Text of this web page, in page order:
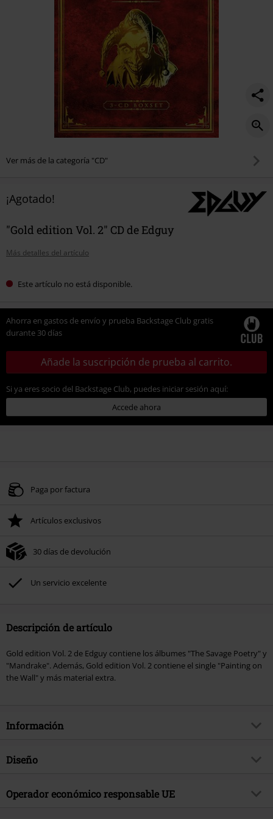
Ver más de la categoría "CD"
¡Agotado!
"Gold edition Vol. 2" CD de Edguy
Más detalles del artículo
Este artículo no está disponible.
Ahorra en gastos de envío y prueba Backstage Club gratis
durante 30 días
Añade la suscripción de prueba al carrito.
Si ya eres socio del Backstage Club, puedes iniciar sesión aquí:
Accede ahora
Paga por factura
Artículos exclusivos
30 días de devolución
Un servicio excelente
Descripción de artículo
Gold edition Vol. 2 de Edguy contiene los álbumes "The Savage Poetry" y
"Mandrake". Además, Gold edition Vol. 2 contiene el single "Painting on
the Wall" y más material extra.
Información
Artículo no.
Género Musical
Speed Metal
Diseño
Tipo de producto
CD
Operador económico responsable UE